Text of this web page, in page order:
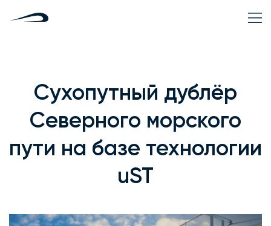
Сухопутный дублёр
Северного морского
пути на базе технологии
uST